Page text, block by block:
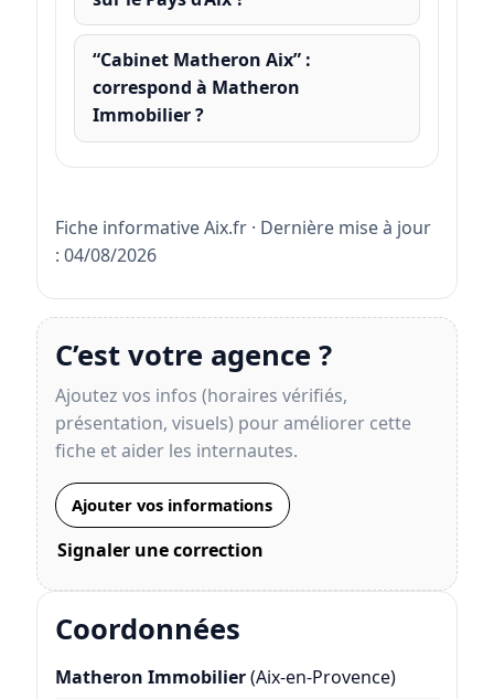
“Cabinet Matheron Aix” :
correspond à Matheron
Immobilier ?
Fiche informative Aix.fr · Dernière mise à jour
: 04/08/2026
C’est votre agence ?
Ajoutez vos infos (horaires vérifiés,
présentation, visuels) pour améliorer cette
fiche et aider les internautes.
Ajouter vos informations
Signaler une correction
Coordonnées
Matheron Immobilier(Aix-en-Provence)